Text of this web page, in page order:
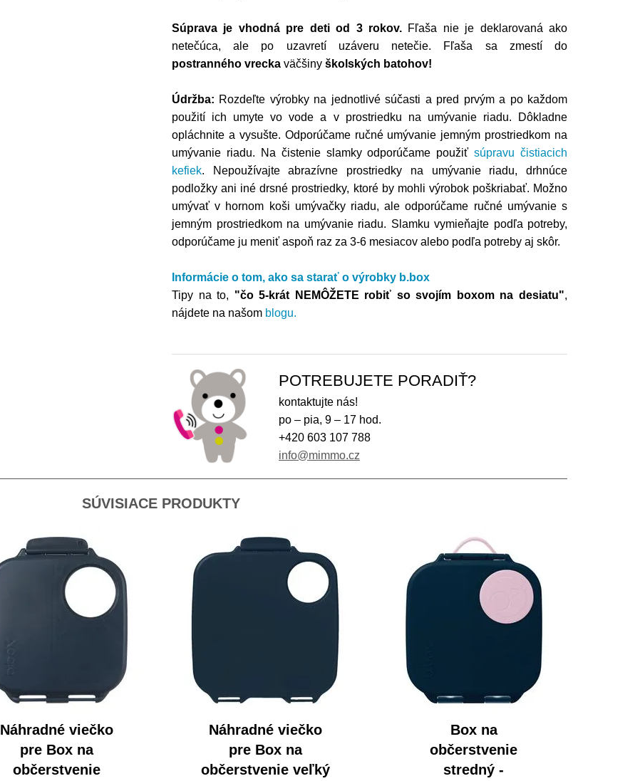
Súprava je vhodná pre deti od 3 rokov.Fľaša nie je deklarovaná ako
netečúca, ale po uzavretí uzáveru netečie. Fľaša sa zmestí do
postranného vrecka väčšiny školských batohov!
Údržba: Rozdeľte výrobky na jednotlivé súčasti a pred prvým a po každom
použití ich umyte vo vode a v prostriedku na umývanie riadu. Dôkladne
opláchnite a vysušte. Odporúčame ručné umývanie jemným prostriedkom na
umývanie riadu. Na čistenie slamky odporúčame použiťsúpravu čistiacich
kefiek. Nepoužívajte abrazívne prostriedky na umývanie riadu, drhnúce
podložky ani iné drsné prostriedky, ktoré by mohli výrobok poškriabať. Možno
umývať v hornom koši umývačky riadu, ale odporúčame ručné umývanie s
jemným prostriedkom na umývanie riadu. Slamku vymieňajte podľa potreby,
odporúčame ju meniť aspoň raz za 3-6 mesiacov alebo podľa potreby aj skôr.
Informácie o tom, ako sa starať o výrobky b.box
Tipy na to, "čo 5-krát NEMÔŽETE robiť so svojím boxom na desiatu",
nájdete na našom blogu.
POTREBUJETE PORADIŤ?
kontaktujte nás!
po – pia, 9 – 17 hod.
+420 603 107 788
info@mimmo.cz
SÚVISIACE PRODUKTY
Náhradné viečko
pre Box na
občerstvenie
Náhradné viečko
pre Box na
občerstvenie veľký
Box na
občerstvenie
stredný -